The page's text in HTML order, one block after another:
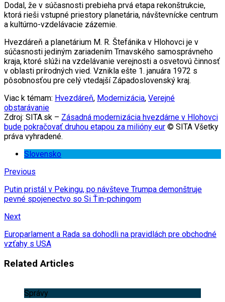
Dodal, že v súčasnosti prebieha prvá etapa rekonštrukcie,
ktorá rieši vstupné priestory planetária, návštevnícke centrum
a kultúrno-vzdelávacie zázemie.
Hvezdáreň a planetárium M. R. Štefánika v Hlohovci je v
súčasnosti jediným zariadením Trnavského samosprávneho
kraja, ktoré slúži na vzdelávanie verejnosti a osvetovú činnosť
v oblasti prírodných vied. Vznikla ešte 1. januára 1972 s
pôsobnosťou pre celý vtedajší Západoslovenský kraj.
Viac k témam: Hvezdáreň, Modernizácia, Verejné
obstarávanie
Zdroj: SITA.sk – Zásadná modernizácia hvezdárne v Hlohovci
bude pokračovať druhou etapou za milióny eur © SITA Všetky
práva vyhradené.
Slovensko
Previous
Putin pristál v Pekingu, po návšteve Trumpa demonštruje
pevné spojenectvo so Si Ťin-pchingom
Next
Europarlament a Rada sa dohodli na pravidlách pre obchodné
vzťahy s USA
Related Articles
Správy